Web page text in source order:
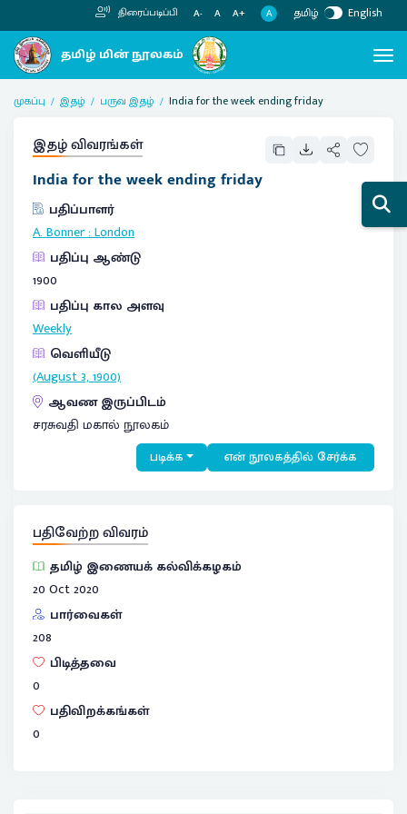
திரைப்படிப்பி A- A A+ A தமிழ் English
முகப்பு இதழ் பருவ இதழ் India for the week ending friday
இதழ் விவரங்கள்
India for the week ending friday
பதிப்பாளர்
A. Bonner:London
பதிப்பு ஆண்டு
1900
பதிப்பு கால அளவு
Weekly
வெளியீடு
(August 3, 1900)
ஆவண இருப்பிடம்
சரசுவதி மகால் நூலகம்
படிக்க என் நூலகத்தில் சேர்க்க
பதிவேற்ற விவரம்
தமிழ் இணையக் கல்விக்கழகம்
20 Oct 2020
பார்வைகள்
208
பிடித்தவை
0
பதிவிறக்கங்கள்
0